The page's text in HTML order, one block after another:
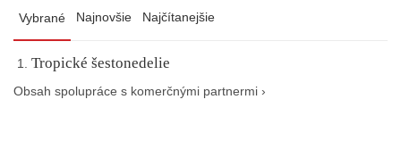
Vybrané Najnovšie Najčítanejšie
Tropické šestonedelie
Obsah spolupráce s komerčnými partnermi ›